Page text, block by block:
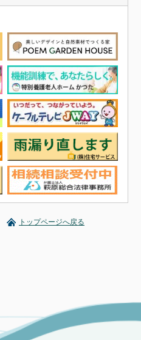
トップページへ戻る